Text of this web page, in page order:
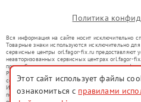
Политика
Вся информация на сайте носит исключительно
Товарные знаки используются исключительно
сервисные центры orl.fagor-fix.ru предоставляют
неавторизованных сервисных центрах orl.fagor-
правообладателями товарных знаков или их
Ремонт осуществляется для устройств, уже
со статьей 1487 ГК РФ.
Использование товарных знаков не преследует
потребителей в заблуждение, а служит для
Этот сайт использует файлы
ознакомиться с правилами